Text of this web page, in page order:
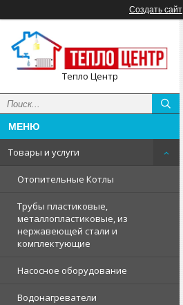
Создать сайт
Тепло Центр
Товары и услуги
Отопительные Котлы
Трубы пластиковые,
металлопластиковые, из
нержавеющей стали и
комплектующие
Насосное оборудование
Водонагреватели